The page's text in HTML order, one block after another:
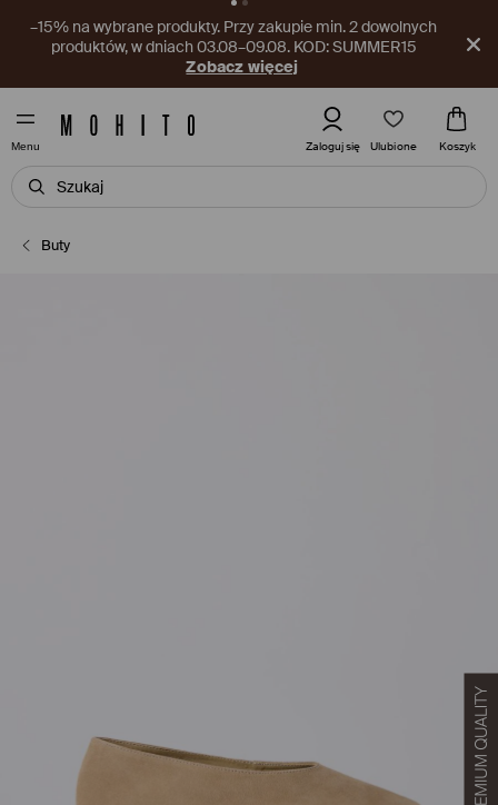
–15 PLN na produkty nieprzecenione. Przy zakupach za min.
150 PLN, w dniach 03.08–09.08.
Pobierz aplikację
Menu Zaloguj się Ulubione Koszyk
Buty